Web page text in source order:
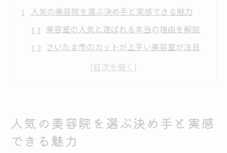
人気の美容院を選ぶ決め手と実感できる魅力
美容室の人気と選ばれる本当の理由を解説
さいたま市のカットが上手い美容室が注目
口コミで話題の美容室が持つ魅力を徹底比
較
人気の美容院を選ぶ決め手と実感
できる魅力